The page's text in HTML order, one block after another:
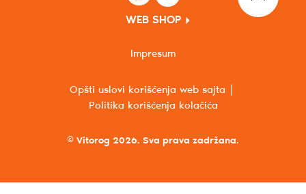
WEB SHOP
© Vitorog 2026. Sva prava zadržana.
Opšti uslovi korišćenja web sajta
Politika korišćenja kolačića
Impresum